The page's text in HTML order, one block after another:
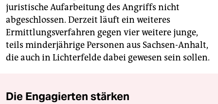
juristische Aufarbeitung des Angriffs nicht
abgeschlossen. Derzeit läuft ein weiteres
Ermittlungsverfahren gegen vier weitere junge,
teils minderjährige Personen aus Sachsen-Anhalt,
die auch in Lichterfelde dabei gewesen sein sollen.
Die Engagierten stärken